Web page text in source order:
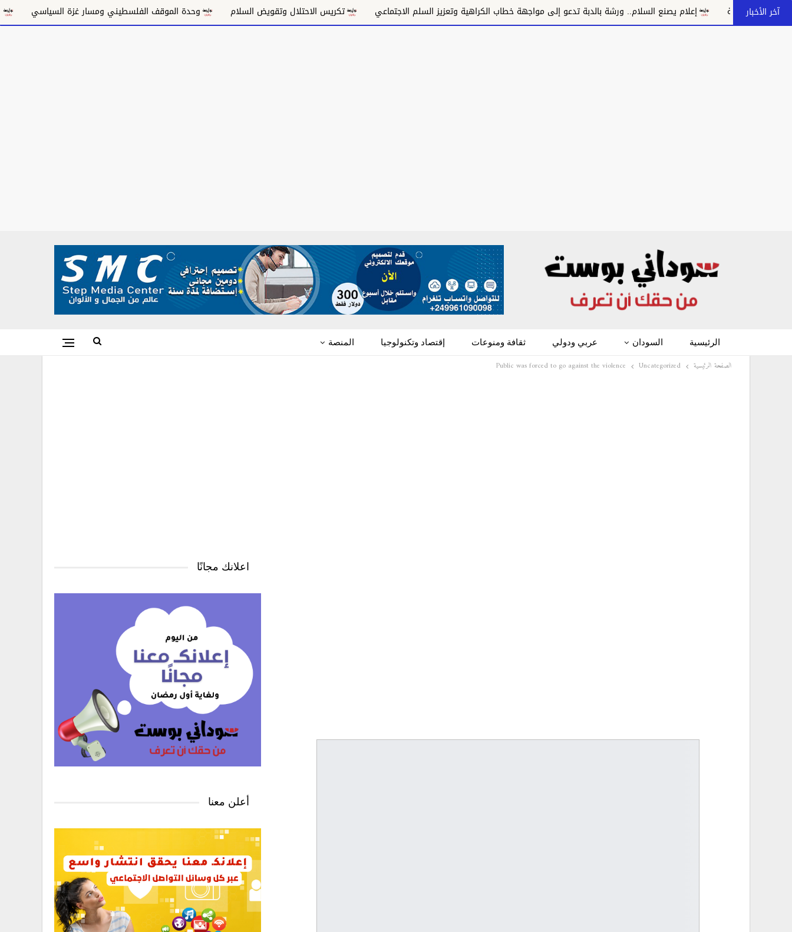
آخر الأخبارإعلام يصنع السلام.. ورشة بالدبة تدعو إلى مواجهة خطاب الكراهية وتعزيز السلم الاجتماعي تكريس الاحتلال وتقويض السلام وحدة الموقف الفلسطيني ومسار غزة السياسي مكانة الغناء
الرئيسية السودان عربي ودولي ثقافة ومنوعات إقتصاد وتكنولوجيا المنصة
الصفحة الرئيسية Uncategorized
Public was forced to go against the violence
اعلانك مجانًا
أعلن معنا